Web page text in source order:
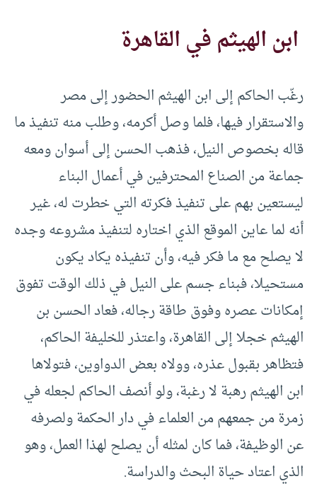
ابن الهيثم في القاهرة
رغّب الحاكم إلى ابن الهيثم الحضور إلى مصر
والاستقرار فيها، فلما وصل أكرمه، وطلب منه تنفيذ ما
قاله بخصوص النيل، فذهب الحسن إلى أسوان ومعه
جماعة من الصناع المحترفين في أعمال البناء
ليستعين بهم على تنفيذ فكرته التي خطرت له، غير
أنه لما عاين الموقع الذي اختاره لتنفيذ مشروعه وجده
لا يصلح مع ما فكر فيه، وأن تنفيذه يكاد يكون
مستحيلا، فبناء جسم على النيل في ذلك الوقت تفوق
إمكانات عصره وفوق طاقة رجاله، فعاد الحسن بن
الهيثم خجلا إلى القاهرة، واعتذر للخليفة الحاكم،
فتظاهر بقبول عذره، وولاه بعض الدواوين، فتولاها
ابن الهيثم رهبة لا رغبة، ولو أنصف الحاكم لجعله في
زمرة من جمعهم من العلماء في دار الحكمة ولصرفه
عن الوظيفة، فما كان لمثله أن يصلح لهذا العمل، وهو
الذي اعتاد حياة البحث والدراسة.